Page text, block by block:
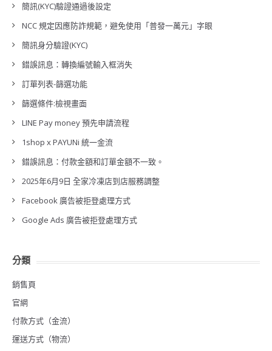
簡訊(KYC)驗證通過後設定
NCC 規定因應防詐規範，避免使用「普發一萬元」字眼
簡訊身分驗證(KYC)
錯誤訊息：轉換編號輸入框消失
訂單列表-篩選功能
篩選條件:檢視畫面
LINE Pay money 預先申請流程
1shop x PAYUNi 統一金流
錯誤訊息：付款金額和訂單金額不一致。
2025年6月9日 全家冷凍店到店服務調整
Facebook 廣告被拒登處理方式
Google Ads 廣告被拒登處理方式
分類
銷售頁
官網
付款方式（金流）
運送方式（物流）